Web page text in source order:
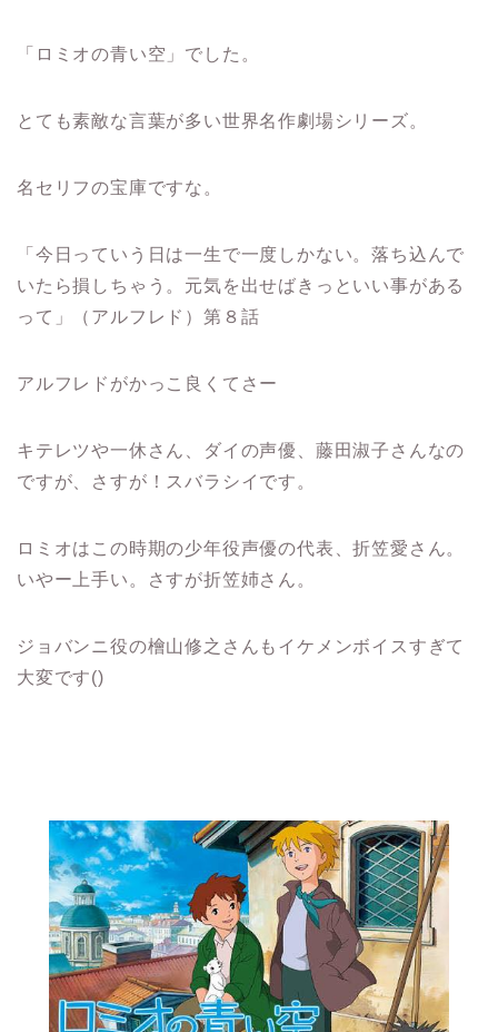
「ロミオの青い空」でした。
とても素敵な言葉が多い世界名作劇場シリーズ。
名セリフの宝庫ですな。
「今日っていう日は一生で一度しかない。落ち込んで
いたら損しちゃう。元気を出せばきっといい事がある
って」（アルフレド）第８話
アルフレドがかっこ良くてさー
キテレツや一休さん、ダイの声優、藤田淑子さんなの
ですが、さすが！スバラシイです。
ロミオはこの時期の少年役声優の代表、折笠愛さん。
いやー上手い。さすが折笠姉さん。
ジョバンニ役の檜山修之さんもイケメンボイスすぎて
大変です()